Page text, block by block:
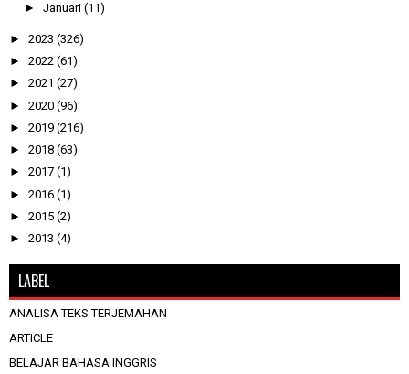
► Januari (11)
► 2023 (326)
► 2022 (61)
► 2021 (27)
► 2020 (96)
► 2019 (216)
► 2018 (63)
► 2017 (1)
► 2016 (1)
► 2015 (2)
► 2013 (4)
LABEL
ANALISA TEKS TERJEMAHAN
ARTICLE
BELAJAR BAHASA INGGRIS